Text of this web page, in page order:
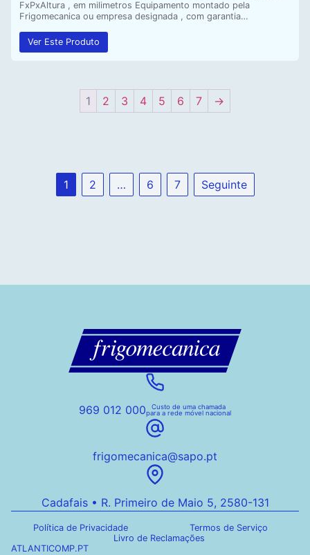
FxPxAltura , em milimetros Equipamento montado pela
Frigomecanica ou empresa designada , com garantia…
Ver Este Produto
1 2 3 4 5 6 7 →
1 2 … 6 7 Seguinte
969 012 000
Custo de uma chamada
para a rede móvel nacional
frigomecanica@sapo.pt
Cadafais • R. Primeiro de Maio 5, 2580-131
Política de Privacidade
Termos de Serviço
Livro de Reclamações
ATLANTICOMP.PT